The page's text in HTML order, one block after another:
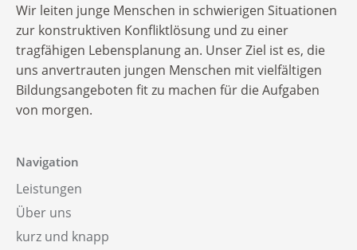
Wir leiten junge Menschen in schwierigen Situationen
zur konstruktiven Konfliktlösung und zu einer
tragfähigen Lebensplanung an. Unser Ziel ist es, die
uns anvertrauten jungen Menschen mit vielfältigen
Bildungsangeboten fit zu machen für die Aufgaben
von morgen.
Navigation
Leistungen
Über uns
kurz und knapp